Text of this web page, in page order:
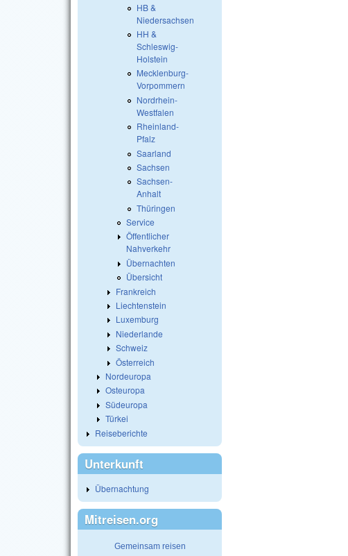
HB &
Niedersachsen
HH &
Schleswig-
Holstein
Mecklenburg-
Vorpommern
Nordrhein-
Westfalen
Rheinland-
Pfalz
Saarland
Sachsen
Sachsen-
Anhalt
Thüringen
Service
Öffentlicher
Nahverkehr
Übernachten
Übersicht
Frankreich
Liechtenstein
Luxemburg
Niederlande
Schweiz
Österreich
Nordeuropa
Osteuropa
Südeuropa
Türkei
Reiseberichte
Unterkunft
Übernachtung
Mitreisen.org
Gemeinsam reisen